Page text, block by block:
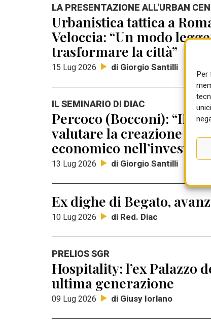
Per
LA PRESENTAZIONE ALL'URBAN
Urbanistica tattica a
Veloccia: “Un modo
trasformare la città”
15 Lug 2026 di Giorgio Santilli
IL SEMINARIO DI DIAC
Percoco (Bocconi): “Il
valutare la creazione e
economico
13 Lug 2026 di Giorgio Santilli
Ex dighe di Begato,
10 Lug 2026 di Red. Diac
PRELIOS SGR
Hospitality: l’ex Palazzo
ultima generazione
09 Lug 2026 di Giusy Iorlano